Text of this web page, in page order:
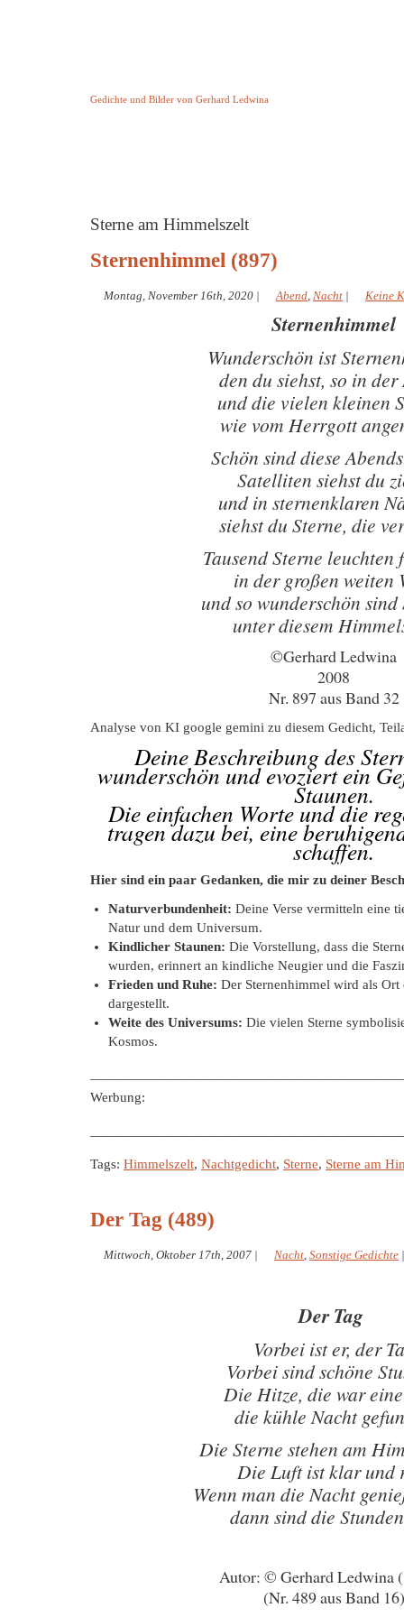
Gedichte und Bilder von Gerhard Ledwina
Sterne am Himmelszelt
Sternenhimmel (897)
Montag, November 16th, 2020 | Abend, Nacht | Keine
Sternenhimmel
Wunderschön ist
den du siehst, so in der
und die vielen kleinen
wie vom Herrgott
Schön sind diese
Satelliten siehst du
und in sternenklaren
siehst du Sterne, die
Tausend Sterne
in der großen weiten
und so wunderschön sind
unter diesem
©Gerhard Ledwina
2008
Nr. 897 aus Band 32
Analyse von KI google gemini zu diesem Gedicht,
Deine Beschreibung des
wunderschön und evoziert ein
Staunen.
Die einfachen Worte und die
tragen dazu bei, eine
schaffen.
Hier sind ein paar Gedanken, die mir zu deiner
Naturverbundenheit: Deine Verse vermitteln eine
Natur und dem Universum.
Kindlicher Staunen: Die Vorstellung, dass die
wurden, erinnert an kindliche Neugier und die
Frieden und Ruhe: Der Sternenhimmel wird als Ort
dargestellt.
Weite des Universums: Die vielen Sterne
Kosmos.
Werbung:
Tags: Himmelszelt, Nachtgedicht, Sterne, Sterne am
Der Tag (489)
Mittwoch, Oktober 17th, 2007 | Nacht, Sonstige Gedichte
Der Tag
Vorbei ist er, der
Vorbei sind schöne
Die Hitze, die war
die kühle Nacht
Die Sterne stehen am
Die Luft ist klar und
Wenn man die Nacht
dann sind die
Autor: © Gerhard Ledwina
(Nr. 489 aus Band 16)